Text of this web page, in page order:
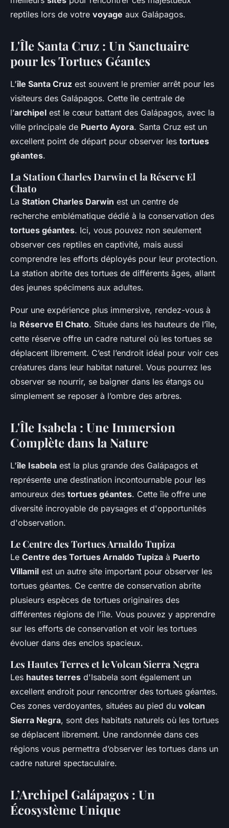
reptiles lors de votre voyage aux Galápagos.
L'Île Santa Cruz : Un Sanctuaire
pour les Tortues Géantes
L'île Santa Cruz est souvent le premier arrêt pour les
visiteurs des Galápagos. Cette île centrale de
l’archipel est le cœur battant des Galápagos, avec la
ville principale de Puerto Ayora. Santa Cruz est un
excellent point de départ pour observer les tortues
géantes.
La Station Charles Darwin et la Réserve El
Chato
La Station Charles Darwin est un centre de
recherche emblématique dédié à la conservation des
tortues géantes. Ici, vous pouvez non seulement
observer ces reptiles en captivité, mais aussi
comprendre les efforts déployés pour leur protection.
La station abrite des tortues de différents âges, allant
des jeunes spécimens aux adultes.
Pour une expérience plus immersive, rendez-vous à
la Réserve El Chato. Située dans les hauteurs de l’île,
cette réserve offre un cadre naturel où les tortues se
déplacent librement. C’est l’endroit idéal pour voir ces
créatures dans leur habitat naturel. Vous pourrez les
observer se nourrir, se baigner dans les étangs ou
simplement se reposer à l’ombre des arbres.
L'Île Isabela : Une Immersion
Complète dans la Nature
L'île Isabela est la plus grande des Galápagos et
représente une destination incontournable pour les
amoureux des tortues géantes. Cette île offre une
diversité incroyable de paysages et d'opportunités
d'observation.
Le Centre des Tortues Arnaldo Tupiza
Le Centre des Tortues Arnaldo Tupiza à Puerto
Villamil est un autre site important pour observer les
tortues géantes. Ce centre de conservation abrite
plusieurs espèces de tortues originaires des
différentes régions de l'île. Vous pouvez y apprendre
sur les efforts de conservation et voir les tortues
évoluer dans des enclos spacieux.
Les Hautes Terres et le Volcan Sierra Negra
Les hautes terres d'Isabela sont également un
excellent endroit pour rencontrer des tortues géantes.
Ces zones verdoyantes, situées au pied du volcan
Sierra Negra, sont des habitats naturels où les tortues
se déplacent librement. Une randonnée dans ces
régions vous permettra d’observer les tortues dans un
cadre naturel spectaculaire.
L’Archipel Galápagos : Un
Écosystème Unique